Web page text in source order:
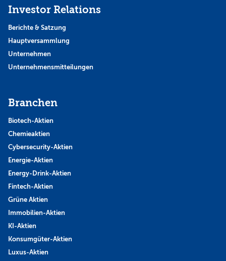
Investor Relations
Berichte & Satzung
Hauptversammlung
Unternehmen
Unternehmensmitteilungen
Branchen
Biotech-Aktien
Chemieaktien
Cybersecurity-Aktien
Energie-Aktien
Energy-Drink-Aktien
Fintech-Aktien
Grüne Aktien
Immobilien-Aktien
KI-Aktien
Konsumgüter-Aktien
Luxus-Aktien